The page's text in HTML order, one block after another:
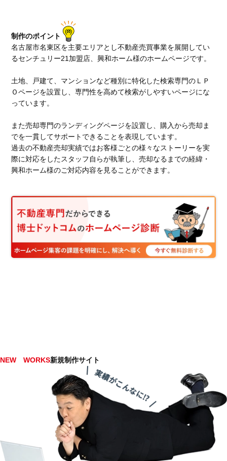
制作のポイント
名古屋市名東区を主要エリアとし不動産売買事業を展開してい
るセンチュリー21加盟店、興和ホーム様のホームページです。
土地、戸建て、マンションなど種別に特化した検索専門のＬＰ
Ｏページを設置し、専門性を高めて検索がしやすいページにな
っています。
また売却専門のランディングページを設置し、購入から売却ま
でを一貫してサポートできることを表現しています。
過去の不動産売却実績ではお客様ごとの様々なストーリーを実
際に対応をしたスタッフ自らが執筆し、売却なるまでの経緯・
興和ホーム様のご対応内容を見ることができます。
NEW WORKS新規制作サイト